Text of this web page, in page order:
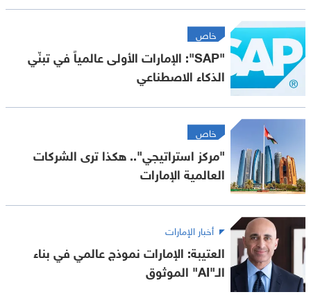
خاص
"SAP": الإمارات الأولى عالمياً في تبنّي
الذكاء الاصطناعي
خاص
"مركز استراتيجي".. هكذا ترى الشركات
العالمية الإمارات
أخبار الإمارات
العتيبة: الإمارات نموذج عالمي في بناء
الـ"AI" الموثوق